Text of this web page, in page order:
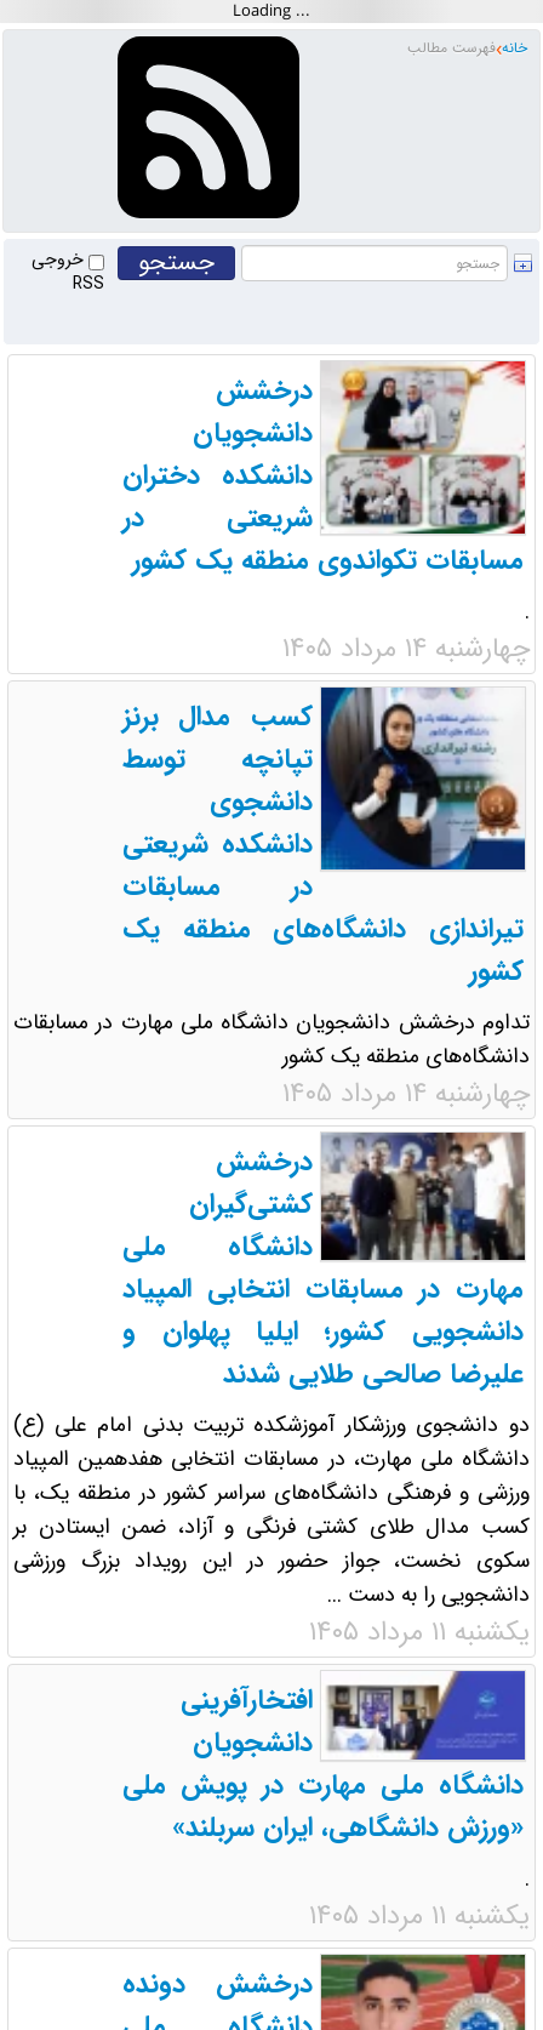
خانه فهرست مطالب
خروجی
RSS
درخشش
دانشجویان
دانشکده دختران
شریعتی در
مسابقات تکواندوی منطقه یک کشور
.
چهارشنبه ۱۴ مرداد ۱۴۰۵
کسب مدال برنز
تپانچه توسط
دانشجوی
دانشکده شریعتی
در مسابقات
تیراندازی دانشگاه‌های منطقه یک
کشور
تداوم درخشش دانشجویان دانشگاه ملی مهارت در مسابقات
دانشگاه‌های منطقه یک کشور
چهارشنبه ۱۴ مرداد ۱۴۰۵
درخشش
کشتی‌گیران
دانشگاه ملی
مهارت در مسابقات انتخابی المپیاد
دانشجویی کشور؛ ایلیا پهلوان و
علیرضا صالحی طلایی شدند
دو دانشجوی ورزشکار آموزشکده تربیت بدنی امام علی (ع)
دانشگاه ملی مهارت، در مسابقات انتخابی هفدهمین المپیاد
ورزشی و فرهنگی دانشگاه‌های سراسر کشور در منطقه یک، با
کسب مدال طلای کشتی فرنگی و آزاد، ضمن ایستادن بر
سکوی نخست، جواز حضور در این رویداد بزرگ ورزشی
دانشجویی را به دست ...
یکشنبه ۱۱ مرداد ۱۴۰۵
افتخارآفرینی
دانشجویان
دانشگاه ملی مهارت در پویش ملی
«ورزش دانشگاهی، ایران سربلند»
.
یکشنبه ۱۱ مرداد ۱۴۰۵
درخشش دونده